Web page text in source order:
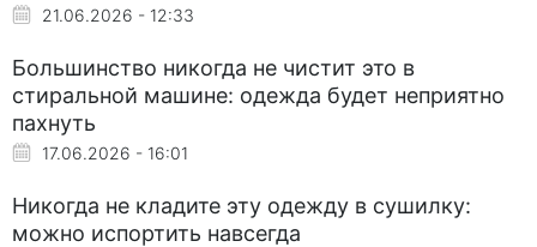
21.06.2026 - 12:33
Большинство никогда не чистит это в
стиральной машине: одежда будет неприятно
пахнуть
17.06.2026 - 16:01
Никогда не кладите эту одежду в сушилку:
можно испортить навсегда